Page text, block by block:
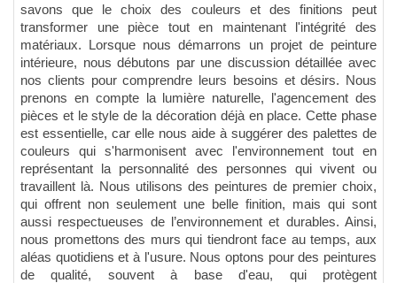
savons que le choix des couleurs et des finitions peut
transformer une pièce tout en maintenant l'intégrité des
matériaux. Lorsque nous démarrons un projet de peinture
intérieure, nous débutons par une discussion détaillée avec
nos clients pour comprendre leurs besoins et désirs. Nous
prenons en compte la lumière naturelle, l'agencement des
pièces et le style de la décoration déjà en place. Cette phase
est essentielle, car elle nous aide à suggérer des palettes de
couleurs qui s'harmonisent avec l'environnement tout en
représentant la personnalité des personnes qui vivent ou
travaillent là. Nous utilisons des peintures de premier choix,
qui offrent non seulement une belle finition, mais qui sont
aussi respectueuses de l’environnement et durables. Ainsi,
nous promettons des murs qui tiendront face au temps, aux
aléas quotidiens et à l'usure. Nous optons pour des peintures
de qualité, souvent à base d'eau, qui protègent